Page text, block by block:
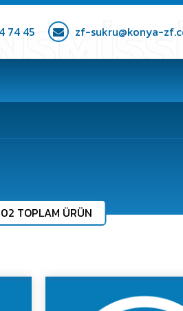
74 45 zf-sukru@konya-
TOPLAM ÜRÜN